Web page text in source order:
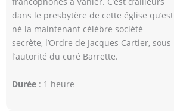
dans le presbytère de cette église qu’est
né la maintenant célèbre société
secrète, l’Ordre de Jacques Cartier, sous
l’autorité du curé Barrette.
Durée : 1 heure